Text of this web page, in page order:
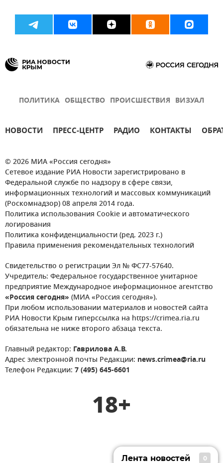
ПОЛИТИКА ОБЩЕСТВО ПРОИСШЕСТВИЯ ВИЗУАЛ
НОВОСТИ ПРЕСС-ЦЕНТР РАДИО КОНТАКТЫ
© 2026 МИА «Россия сегодня»
Сетевое издание РИА Новости зарегистрировано в
Федеральной службе по надзору в сфере связи,
информационных технологий и массовых коммуникаций
(Роскомнадзор) 08 апреля 2014 года.
Политика использования Cookie и автоматического
логирования
Политика конфиденциальности (ред. 2023 г.)
Правила применения рекомендательных технологий
Свидетельство о регистрации Эл № ФС77-57640.
Учредитель: Федеральное государственное унитарное
предприятие Международное информационное агентство
«Россия сегодня» (МИА «Россия сегодня»).
При любом использовании материалов и новостей сайта
РИА Новости Крым гиперссылка на https://crimea.ria.ru
обязательна не ниже второго абзаца текста.
Главный редактор: Гаврилова А.В.
Адрес электронной почты Редакции: news.crimea@ria.ru
Телефон Редакции: 7 (495) 645-6601
18+
Лента новостей 0